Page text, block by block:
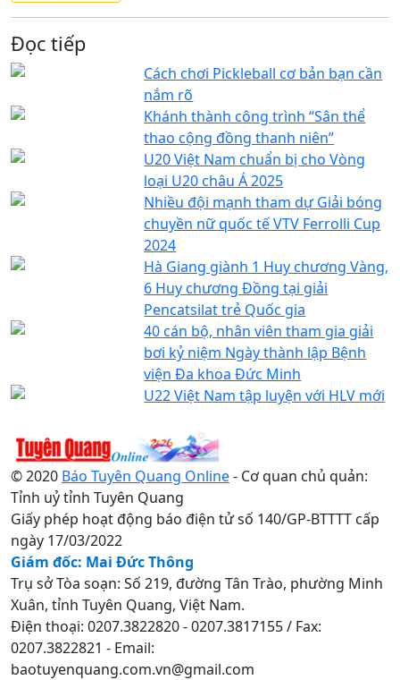
Đọc tiếp
Cách chơi Pickleball cơ bản bạn cần
nắm rõ
Khánh thành công trình “Sân thể
thao cộng đồng thanh niên”
U20 Việt Nam chuẩn bị cho Vòng
loại U20 châu Á 2025
Nhiều đội mạnh tham dự Giải bóng
chuyền nữ quốc tế VTV Ferrolli Cup
2024
Hà Giang giành 1 Huy chương Vàng,
6 Huy chương Đồng tại giải
Pencatsilat trẻ Quốc gia
40 cán bộ, nhân viên tham gia giải
bơi kỷ niệm Ngày thành lập Bệnh
viện Đa khoa Đức Minh
U22 Việt Nam tập luyện với HLV mới
© 2020 Báo Tuyên Quang Online- Cơ quan chủ quản:
Tỉnh uỷ tỉnh Tuyên Quang
Giấy phép hoạt động báo điện tử số 140/GP-BTTTT cấp
ngày 17/03/2022
Giám đốc: Mai Đức Thông
Trụ sở Tòa soạn: Số 219, đường Tân Trào, phường Minh
Xuân, tỉnh Tuyên Quang, Việt Nam.
Điện thoại: 0207.3822820 - 0207.3817155 / Fax:
0207.3822821 - Email:
baotuyenquang.com.vn@gmail.com